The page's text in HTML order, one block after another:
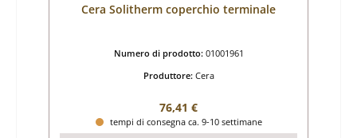
Cera Solitherm coperchio terminale
Numero di prodotto: 01001961
Produttore: Cera
Prezzo normale:
76,41 €
tempi di consegna ca. 9-10 settimane